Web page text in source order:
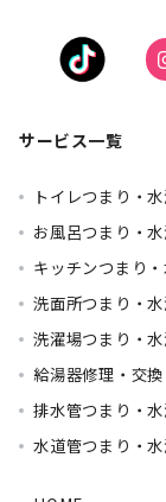
サービス一覧
トイレつまり・
お風呂つまり・
キッチンつまり
洗面所つまり・
洗濯場つまり・
給湯器修理・交換
排水管つまり・
水道管つまり・